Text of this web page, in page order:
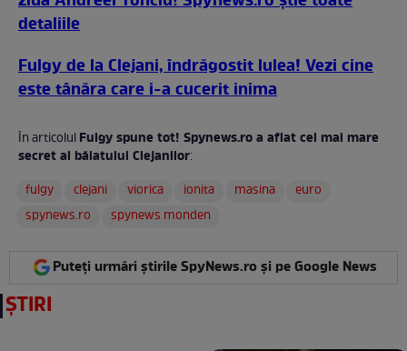
detaliile
Fulgy de la Clejani, îndrăgostit lulea! Vezi cine
este tânăra care i-a cucerit inima
În articolulFulgy spune tot! Spynews.ro a aflat cel mai mare
secret al băiatului Clejanilor:
fulgy
clejani viorica ionita masina
euro
spynews.ro
spynews monden
Puteți urmări știrile SpyNews.ro și pe Google News
ȘTIRI